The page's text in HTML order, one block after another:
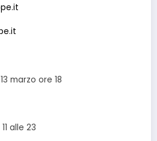
marzo ore 18
alle 23